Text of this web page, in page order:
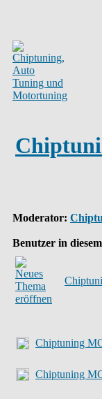
Moderator:
Benutzer in
Chiptuning
Chiptuning